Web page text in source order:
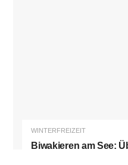
WINTERFREIZEIT
Biwakieren am See: